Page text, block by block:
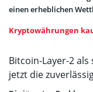
einen erheblichen
Kryptowährungen
Bitcoin-Layer-2
jetzt die